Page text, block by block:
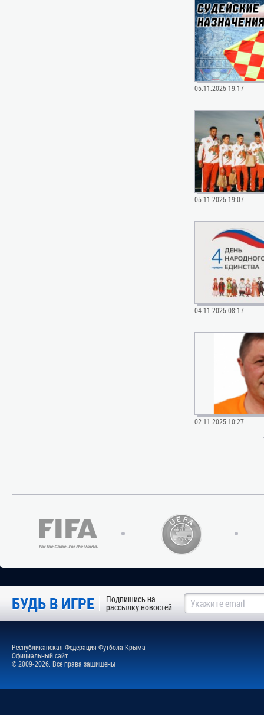
05.11.2025 19:17
05.11.2025 19:07
04.11.2025 08:17
02.11.2025 10:27
БУДЬ В ИГРЕ Подпишись на
рассылку новостей
Республиканская Федерация Футбола Крыма
Официальный сайт
© 2009-2026. Все права защищены